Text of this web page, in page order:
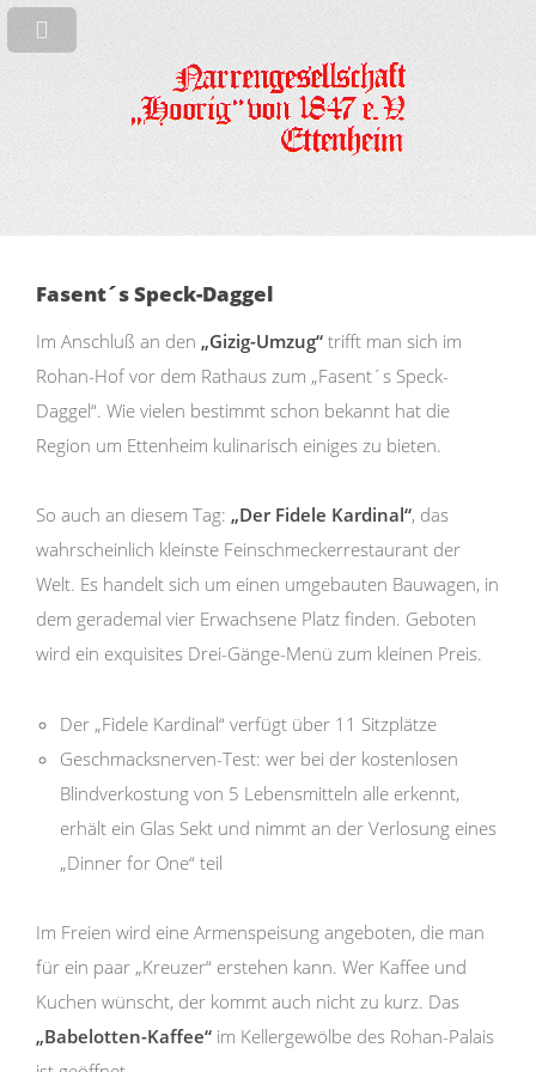
Fasent´s Speck-Daggel
Im Anschluß an den „Gizig-Umzug“ trifft man sich im
Rohan-Hof vor dem Rathaus zum „Fasent´s Speck-
Daggel“. Wie vielen bestimmt schon bekannt hat die
Region um Ettenheim kulinarisch einiges zu bieten.
So auch an diesem Tag: „Der Fidele Kardinal“, das
wahrscheinlich kleinste Feinschmeckerrestaurant der
Welt. Es handelt sich um einen umgebauten Bauwagen, in
dem gerademal vier Erwachsene Platz finden. Geboten
wird ein exquisites Drei-Gänge-Menü zum kleinen Preis.
Der „Fidele Kardinal“ verfügt über 11 Sitzplätze
Geschmacksnerven-Test: wer bei der kostenlosen
Blindverkostung von 5 Lebensmitteln alle erkennt,
erhält ein Glas Sekt und nimmt an der Verlosung eines
„Dinner for One“ teil
Im Freien wird eine Armenspeisung angeboten, die man
für ein paar „Kreuzer“ erstehen kann. Wer Kaffee und
Kuchen wünscht, der kommt auch nicht zu kurz. Das
„Babelotten-Kaffee“ im Kellergewölbe des Rohan-Palais